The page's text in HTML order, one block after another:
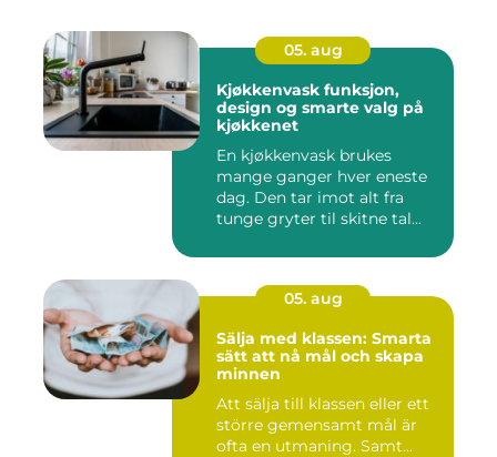
05. aug
Kjøkkenvask funksjon,
design og smarte valg på
kjøkkenet
En kjøkkenvask brukes
mange ganger hver eneste
dag. Den tar imot alt fra
tunge gryter til skitne tal...
05. aug
Sälja med klassen: Smarta
sätt att nå mål och skapa
minnen
Att sälja till klassen eller ett
större gemensamt mål är
ofta en utmaning. Samt...